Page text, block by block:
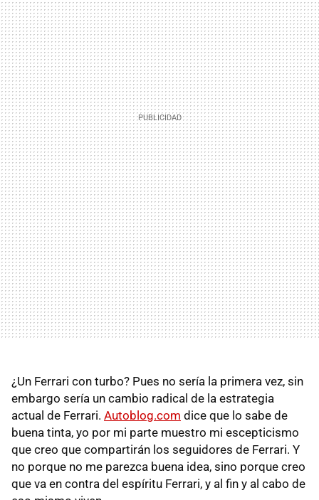
¿Un Ferrari con turbo? Pues no sería la primera vez, sin
embargo sería un cambio radical de la estrategia
actual de Ferrari. Autoblog.com dice que lo sabe de
buena tinta, yo por mi parte muestro mi escepticismo
que creo que compartirán los seguidores de Ferrari. Y
no porque no me parezca buena idea, sino porque creo
que va en contra del espíritu Ferrari, y al fin y al cabo de